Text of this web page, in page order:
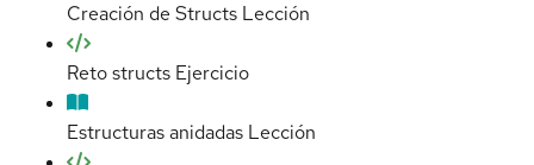
Creación de Structs Lección
Reto structs Ejercicio
Estructuras anidadas Lección